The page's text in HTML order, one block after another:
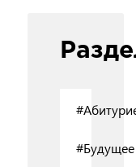
#Будущее